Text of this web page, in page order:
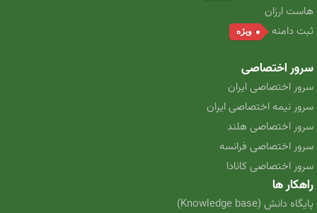
هاست ارزان
ثبت دامنه
ویژه
سرور اختصاصی
سرور اختصاصی ایران
سرور نیمه اختصاصی ایران
سرور اختصاصی هلند
سرور اختصاصی فرانسه
سرور اختصاصی کانادا
راهکار ها
پایگاه دانش (Knowledge base)